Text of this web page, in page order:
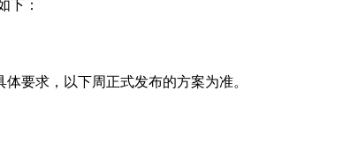
下：
要求，以下周正式发布的方案为准。